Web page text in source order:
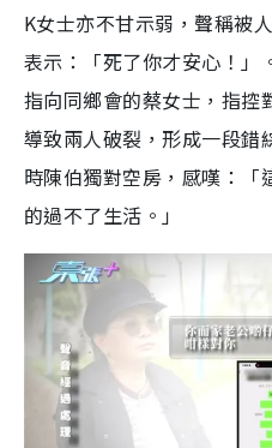
K女士亦不甘示弱，聲稱被
表示：「死了你才安心！」
指向同鄉會的蔡女士，指控
導致兩人破裂，形成一段錯
時陳伯獨對空房，感嘆：「
的過不了生活。」